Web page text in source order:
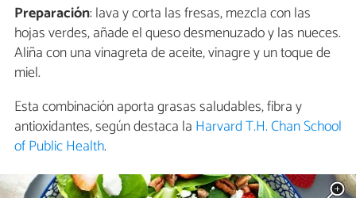
Preparación: lava y corta las fresas, mezcla con las
hojas verdes, añade el queso desmenuzado y las nueces.
Aliña con una vinagreta de aceite, vinagre y un toque de
miel.
Esta combinación aporta grasas saludables, fibra y
antioxidantes, según destaca la Harvard T.H. Chan School
of Public Health.